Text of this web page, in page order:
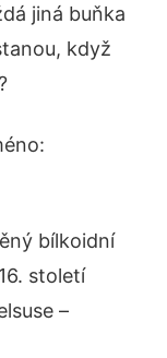
jiná buňka
když
bílkoidní
století
–